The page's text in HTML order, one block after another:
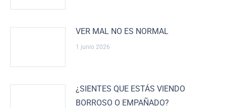
VER MAL NO ES NORMAL
1 junio 2026
¿SIENTES QUE ESTÁS VIENDO
BORROSO O EMPAÑADO?